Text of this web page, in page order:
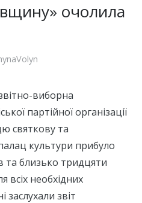
очолила
виборна
партійної організації
святкову та
культури прибуло
та близько тридцяти
всіх необхідних
звіт